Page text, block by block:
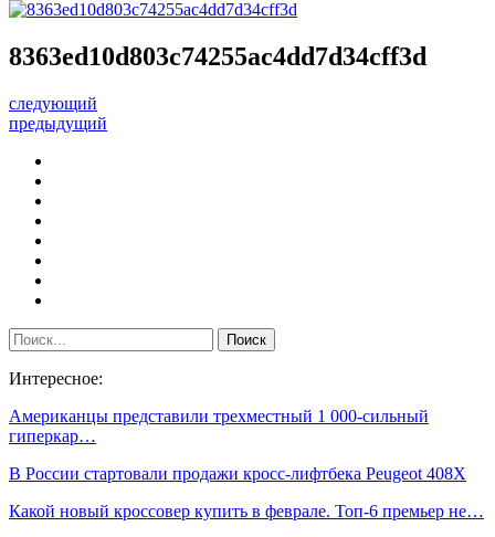
8363ed10d803c74255ac4dd7d34cff3d
следующий
предыдущий
Интересное:
Американцы представили трехместный 1 000-сильный
гиперкар…
В России стартовали продажи кросс-лифтбека Peugeot 408X
Какой новый кроссовер купить в феврале. Топ-6 премьер не…